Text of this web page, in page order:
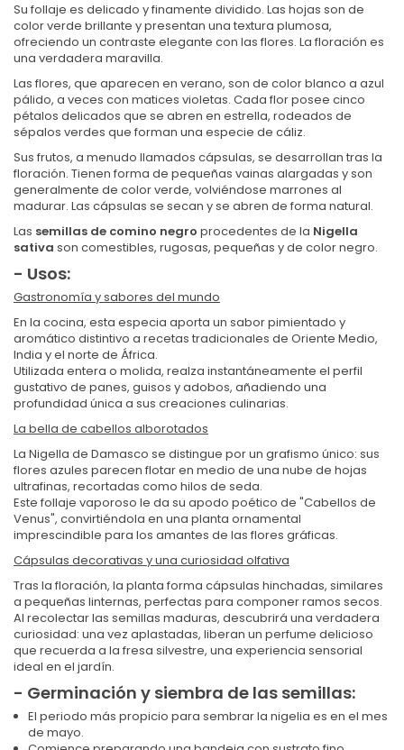
Su follaje es delicado y finamente dividido. Las hojas son de
color verde brillante y presentan una textura plumosa,
ofreciendo un contraste elegante con las flores. La floración es
una verdadera maravilla.
Las flores, que aparecen en verano, son de color blanco a azul
pálido, a veces con matices violetas. Cada flor posee cinco
pétalos delicados que se abren en estrella, rodeados de
sépalos verdes que forman una especie de cáliz.
Sus frutos, a menudo llamados cápsulas, se desarrollan tras la
floración. Tienen forma de pequeñas vainas alargadas y son
generalmente de color verde, volviéndose marrones al
madurar. Las cápsulas se secan y se abren de forma natural.
Las semillas de comino negro procedentes de la Nigella
sativa son comestibles, rugosas, pequeñas y de color negro.
- Usos:
Gastronomía y sabores del mundo
En la cocina, esta especia aporta un sabor pimientado y
aromático distintivo a recetas tradicionales de Oriente Medio,
India y el norte de África.
Utilizada entera o molida, realza instantáneamente el perfil
gustativo de panes, guisos y adobos, añadiendo una
profundidad única a sus creaciones culinarias.
La bella de cabellos alborotados
La Nigella de Damasco se distingue por un grafismo único: sus
flores azules parecen flotar en medio de una nube de hojas
ultrafinas, recortadas como hilos de seda.
Este follaje vaporoso le da su apodo poético de "Cabellos de
Venus", convirtiéndola en una planta ornamental
imprescindible para los amantes de las flores gráficas.
Cápsulas decorativas y una curiosidad olfativa
Tras la floración, la planta forma cápsulas hinchadas, similares
a pequeñas linternas, perfectas para componer ramos secos.
Al recolectar las semillas maduras, descubrirá una verdadera
curiosidad: una vez aplastadas, liberan un perfume delicioso
que recuerda a la fresa silvestre, una experiencia sensorial
ideal en el jardín.
- Germinación y siembra de las semillas:
El periodo más propicio para sembrar la nigelia es en el mes
de mayo.